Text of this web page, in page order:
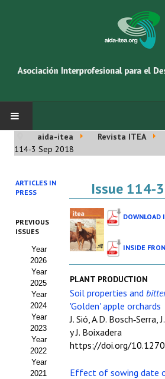
INICIO
Asociación AIDA
Cincuentenario AIDA
Organigrama
Estatutos
Hacerse socio
Noticias
Galería de Fotos
Web AIDA 2.0
aida-itea Revista ITEA
114-3 Sep 2018
ARTICLES IN
PRESS
PREVIOUS
ISSUES
Year
2026
Year
2025
Year
2024
Year
2023
Year
2022
Year
2021
Issue 114-
DOWNLOAD
INSIDE
PLANT PRODUCTION
Soil properties and
'Golden' apple orchards
J. Sió, A.D. Bosch‑Serra,
y J. Boixadera
https://doi.org/
Effect of sowing date